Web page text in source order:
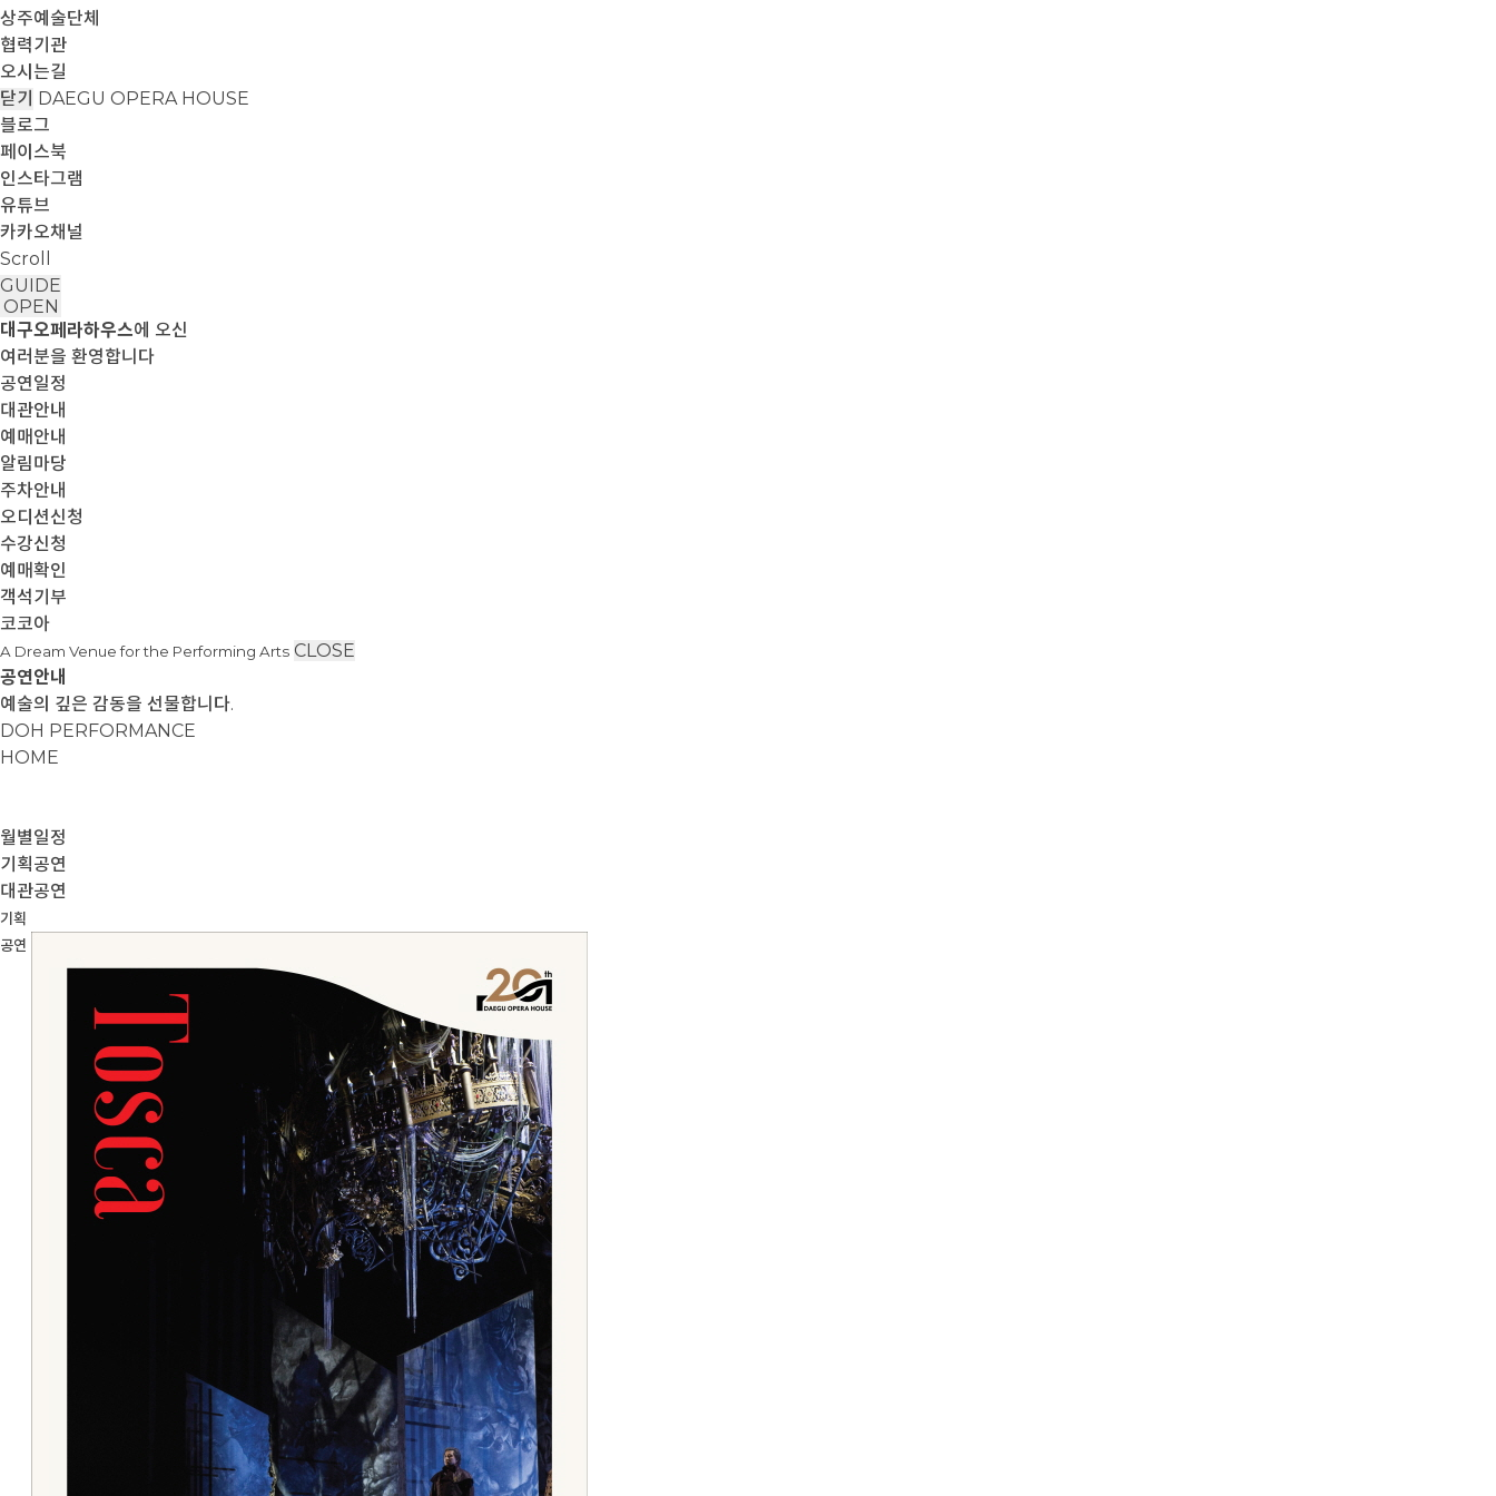
상주예술단체
협력기관
오시는길
닫기 DAEGU OPERA HOUSE
블로그
페이스북
인스타그램
유튜브
카카오채널
Scroll
GUIDE
OPEN
대구오페라하우스에 오신
여러분을 환영합니다
공연일정
대관안내
예매안내
알림마당
주차안내
오디션신청
수강신청
예매확인
객석기부
코코아
A Dream Venue for the Performing Arts CLOSE
공연안내
예술의 깊은 감동을 선물합니다.
DOH PERFORMANCE
HOME
월별일정
기획공연
대관공연
기획
공연